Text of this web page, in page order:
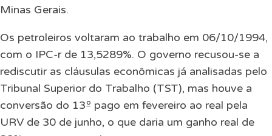
Minas Gerais.
Os petroleiros voltaram ao trabalho em 06/10/1994,
com o IPC-r de 13,5289%. O governo recusou-se a
rediscutir as cláusulas econômicas já analisadas pelo
Tribunal Superior do Trabalho (TST), mas houve a
conversão do 13º pago em fevereiro ao real pela
URV de 30 de junho, o que daria um ganho real de